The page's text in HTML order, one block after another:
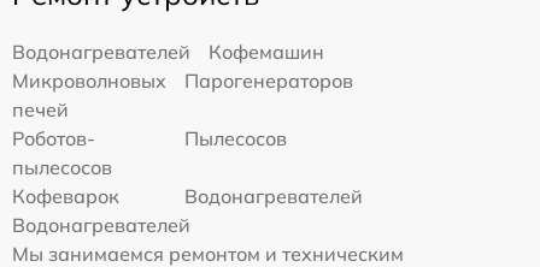
Водонагревателей
Кофемашин
Микроволновых
печей
Парогенераторов
Роботов-
пылесосов
Пылесосов
Кофеварок
Водонагревателей
Водонагревателей
Мы занимаемся ремонтом и техническим